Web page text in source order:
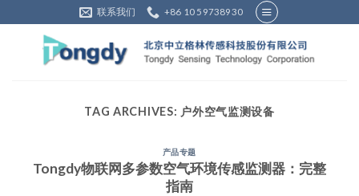
to
联系我们 +86 10 59738930
TAG ARCHIVES: 户外空气监测设备
产品专题
Tongdy物联网多参数空气环境传感监测器：完整
指南